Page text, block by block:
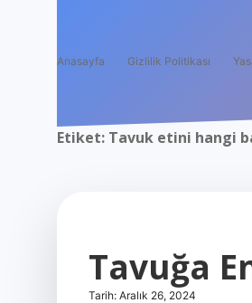
Anasayfa Gizlilik Politikası
Etiket: Tavuk etini hangi
Tavuğa
Tarih: Aralık 26, 2024